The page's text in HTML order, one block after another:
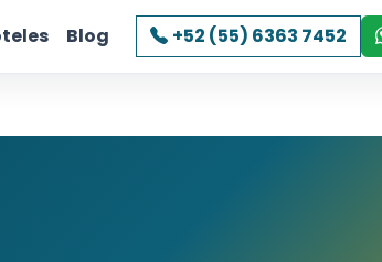
Blog +52 (55) 6363 7452